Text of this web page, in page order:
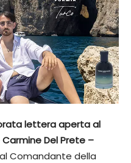
lettera aperta al
Del Prete –
Comandante della